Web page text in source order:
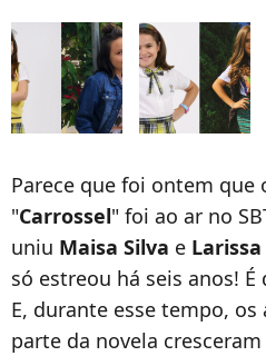
Parece que foi ontem
"Carrossel" foi ao ar no
uniu Maisa Silva e
só estreou há seis anos!
E, durante esse tempo,
parte da novela